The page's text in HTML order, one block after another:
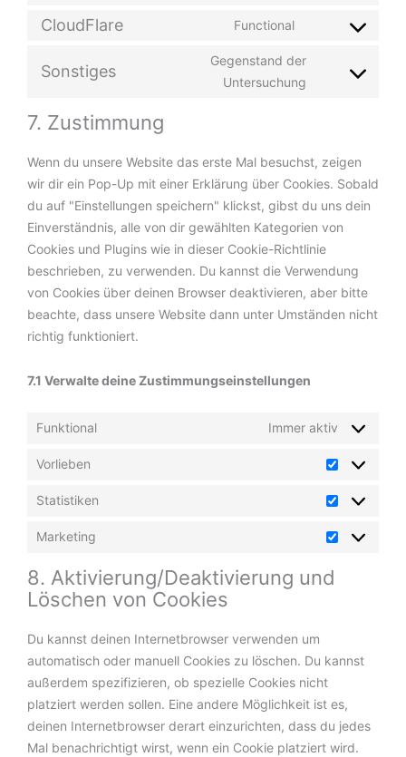
CloudFlare Functional
Sonstiges
Gegenstand der
Untersuchung
7. Zustimmung
Wenn du unsere Website das erste Mal besuchst, zeigen
wir dir ein Pop-Up mit einer Erklärung über Cookies. Sobald
du auf "Einstellungen speichern" klickst, gibst du uns dein
Einverständnis, alle von dir gewählten Kategorien von
Cookies und Plugins wie in dieser Cookie-Richtlinie
beschrieben, zu verwenden. Du kannst die Verwendung
von Cookies über deinen Browser deaktivieren, aber bitte
beachte, dass unsere Website dann unter Umständen nicht
richtig funktioniert.
7.1 Verwalte deine Zustimmungseinstellungen
Funktional Immer aktiv
Vorlieben
Statistiken
Marketing
8. Aktivierung/Deaktivierung und
Löschen von Cookies
Du kannst deinen Internetbrowser verwenden um
automatisch oder manuell Cookies zu löschen. Du kannst
außerdem spezifizieren, ob spezielle Cookies nicht
platziert werden sollen. Eine andere Möglichkeit ist es,
deinen Internetbrowser derart einzurichten, dass du jedes
Mal benachrichtigt wirst, wenn ein Cookie platziert wird.